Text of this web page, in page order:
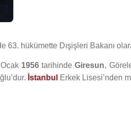
63. hükümette Dışişleri Bakanı
1956tarihindeGiresun,
İstanbul Erkek Lisesi’nden